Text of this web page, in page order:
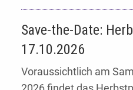
Save-the-Date:
17.10.2026
Voraussichtlich am